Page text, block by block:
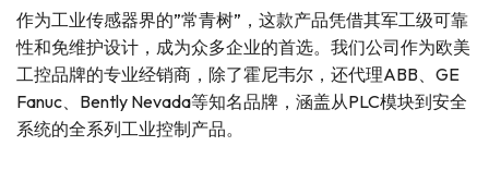
作为工业传感器界的”常青树”，这款产品凭借其军工级可靠
性和免维护设计，成为众多企业的首选。我们公司作为欧美
工控品牌的专业经销商，除了霍尼韦尔，还代理ABB、GE
Fanuc、Bently Nevada等知名品牌，涵盖从PLC模块到安全
系统的全系列工业控制产品。